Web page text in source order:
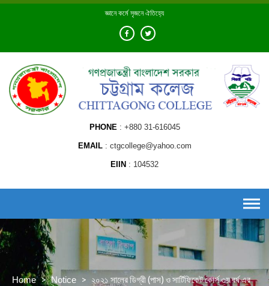
Skip
জ্ঞানে কর্মে সৃজনে ঐতিহ্যে
PHONE +880 31-616045
EMAIL ctgcollege@yahoo.com
EIIN 104532
Home > Notice > ২০২১ সালের ডিগ্রী (পাস) ও সার্টিফিকেট কোর্স ৩য় বর্ষ এর